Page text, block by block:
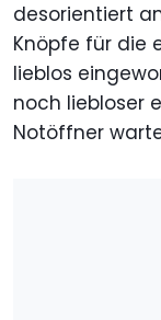
desorientiert
Knöpfe für die
lieblos
noch liebloser
Notöffner